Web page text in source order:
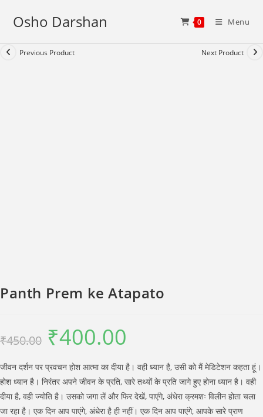
Osho Darshan 0 Menu
Previous Product Next Product
Panth Prem ke Atapato
₹450.00
Original
price
was:
₹400.00
जीवन दर्शन पर प्रवचन होश आत्मा का दीया है। वही ध्यान है, उसी को मैं मेडिटेशन कहता हूं।
होश ध्यान है। निरंतर अपने जीवन के प्रति, सारे तथ्यों के प्रति जागे हुए होना ध्यान है। वही
दीया है, वही ज्योति है। उसको जगा लें और फिर देखें, पाएंगे, अंधेरा क्रमशः विलीन होता चला
जा रहा है। एक दिन आप पाएंगे, अंधेरा है ही नहीं। एक दिन आप पाएंगे, आपके सारे प्राण